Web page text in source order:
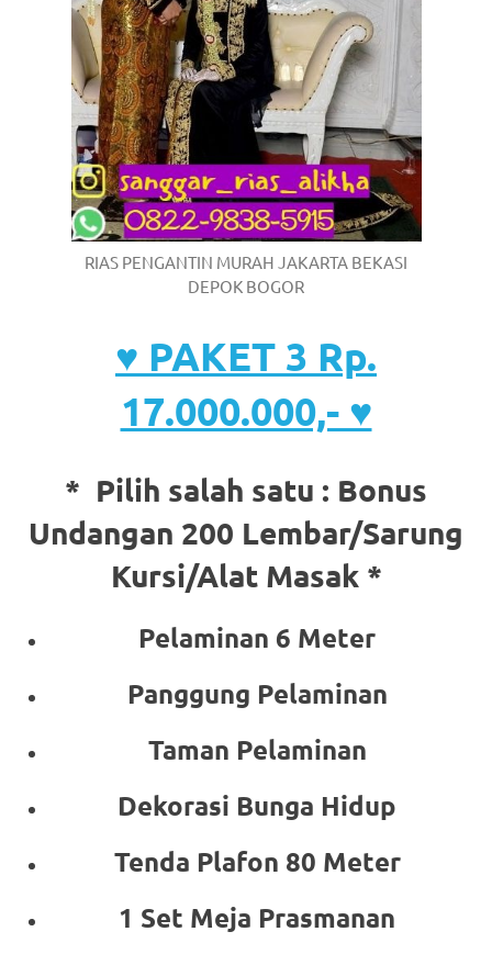
RIAS PENGANTIN MURAH JAKARTA BEKASI
DEPOK BOGOR
♥ PAKET 3 Rp.
17.000.000,- ♥
* Pilih salah satu : Bonus
Undangan 200 Lembar/Sarung
Kursi/Alat Masak *
Pelaminan 6 Meter
Panggung Pelaminan
Taman Pelaminan
Dekorasi Bunga Hidup
Tenda Plafon 80 Meter
1 Set Meja Prasmanan